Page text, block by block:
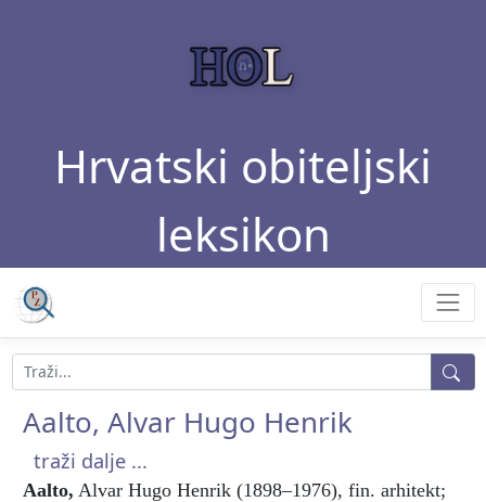
Hrvatski obiteljski
leksikon
Aalto, Alvar Hugo Henrik
traži dalje ...
Aalto, Alvar Hugo Henrik (1898–1976), fin. arhitekt;